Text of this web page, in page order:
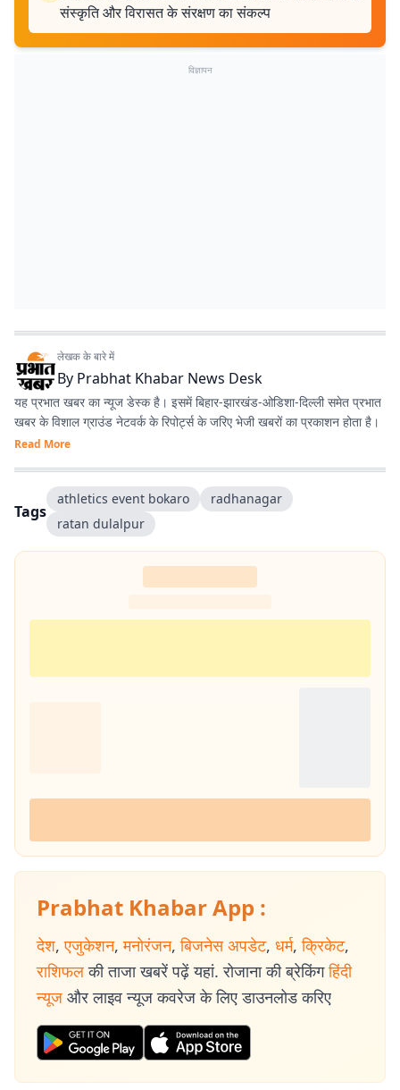
संस्कृति और विरासत के संरक्षण का संकल्प
विज्ञापन
लेखक के बारे में
By Prabhat Khabar News Desk
यह प्रभात खबर का न्यूज डेस्क है। इसमें बिहार-झारखंड-ओडिशा-दिल्‍ली समेत प्रभात
खबर के विशाल ग्राउंड नेटवर्क के रिपोर्ट्स के जरिए भेजी खबरों का प्रकाशन होता है।
Read More
Tags
athletics event bokaro
radhanagar
ratan dulalpur
Prabhat Khabar App :
देश, एजुकेशन, मनोरंजन, बिजनेस अपडेट, धर्म, क्रिकेट,
राशिफल की ताजा खबरें पढ़ें यहां. रोजाना की ब्रेकिंग हिंदी
न्यूज और लाइव न्यूज कवरेज के लिए डाउनलोड करिए